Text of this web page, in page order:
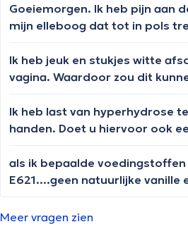
lippen wat meer volume te
asymmetrie te corrigeren
naald?
Goeiemorgen. Ik heb pijn aan
mijn elleboog dat tot in pols
hoe ik mijn arm het best leg
hebben. Plooien en strekken
Ik heb jeuk en stukjes witte
vagina. Waardoor zou dit
Ik heb last van hyperhydrose
handen. Doet u hiervoor ook
als ik bepaalde
E621....geen natuurlijke vanille
andere ongemakken zoals
Meer vragen zien